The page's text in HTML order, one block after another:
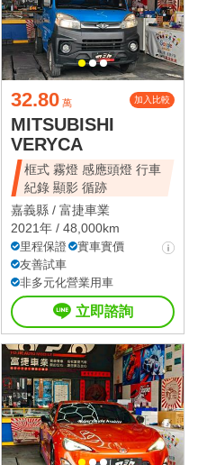
32.80 萬 加入比較
MITSUBISHI
VERYCA
框式 霧燈 感應頭燈 行車
紀錄 顯影 循跡
嘉義縣 / 富捷車業
2021年 / 48,000km
里程保證
實車實價
友善試車
非多元化營業用車
立即諮詢